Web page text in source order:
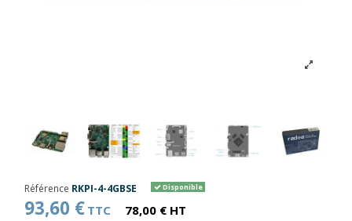
Référence RKPI-4-4GBSE Disponible
93,60 € TTC 78,00 € HT